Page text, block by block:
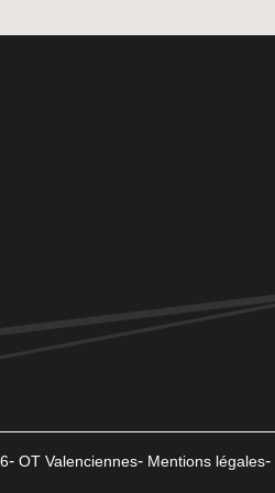
OT Valenciennes Mentions légales